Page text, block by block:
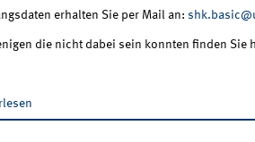
erhalten Sie per Mail an:
die nicht dabei sein konnten finden Sie